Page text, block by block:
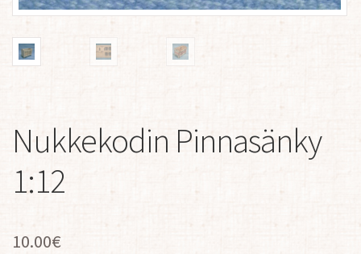
Nukkekodin Pinnasänky
1:12
10.00€